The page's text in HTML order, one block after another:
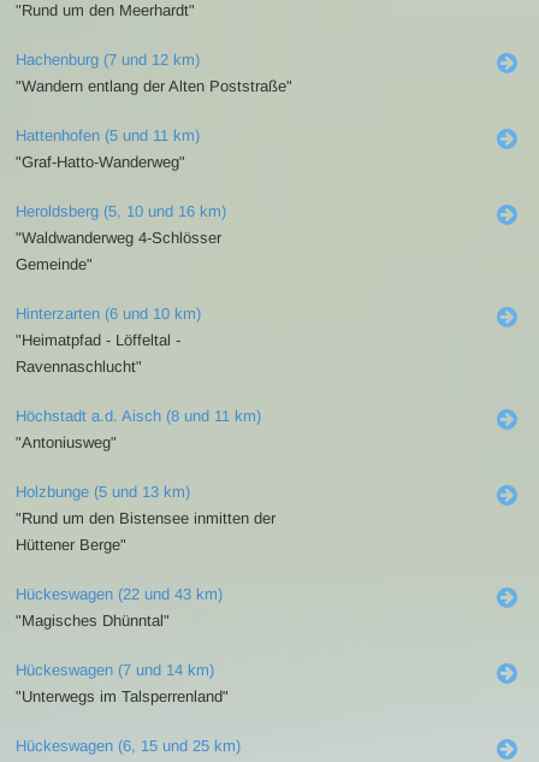
"Rund um den Meerhardt"
Hachenburg (7 und 12 km)
"Wandern entlang der Alten Poststraße"
Hattenhofen (5 und 11 km)
"Graf-Hatto-Wanderweg"
Heroldsberg (5, 10 und 16 km)
"Waldwanderweg 4-Schlösser
Gemeinde"
Hinterzarten (6 und 10 km)
"Heimatpfad - Löffeltal -
Ravennaschlucht"
Höchstadt a.d. Aisch (8 und 11 km)
"Antoniusweg"
Holzbunge (5 und 13 km)
"Rund um den Bistensee inmitten der
Hüttener Berge"
Hückeswagen (22 und 43 km)
"Magisches Dhünntal"
Hückeswagen (7 und 14 km)
"Unterwegs im Talsperrenland"
Hückeswagen (6, 15 und 25 km)